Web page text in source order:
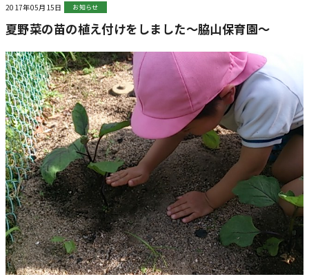
2017年05月15日 お知らせ
夏野菜の苗の植え付けをしました～脇山保育園～